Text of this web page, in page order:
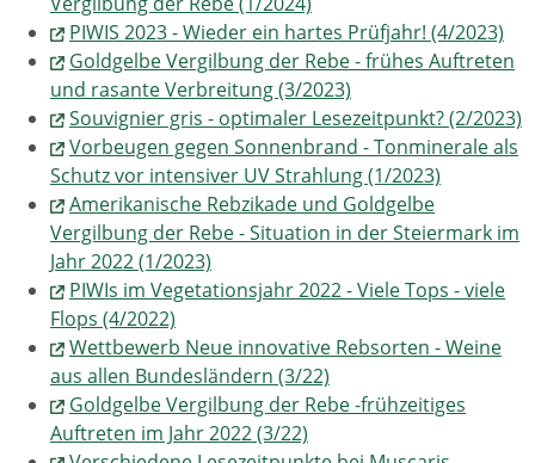
PIWIS 2023 - Wieder ein hartes Prüfjahr! (4/2023)
Goldgelbe Vergilbung der Rebe - frühes Auftreten
und rasante Verbreitung (3/2023)
Souvignier gris - optimaler Lesezeitpunkt? (2/2023)
Vorbeugen gegen Sonnenbrand - Tonminerale als
Schutz vor intensiver UV Strahlung (1/2023)
Amerikanische Rebzikade und Goldgelbe
Vergilbung der Rebe - Situation in der Steiermark im
Jahr 2022 (1/2023)
PIWIs im Vegetationsjahr 2022 - Viele Tops - viele
Flops (4/2022)
Wettbewerb Neue innovative Rebsorten - Weine
aus allen Bundesländern (3/22)
Goldgelbe Vergilbung der Rebe -frühzeitiges
Auftreten im Jahr 2022 (3/22)